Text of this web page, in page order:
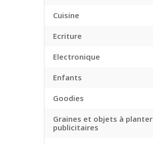
Cuisine
Ecriture
Electronique
Enfants
Goodies
Graines et objets à planter
publicitaires